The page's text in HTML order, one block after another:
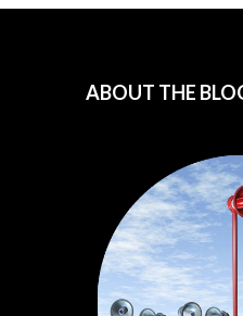
ABOUT THE